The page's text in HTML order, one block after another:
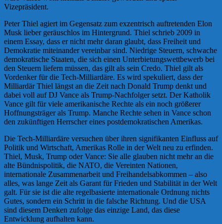
Vizepräsident.
Peter Thiel agiert im Gegensatz zum exzentrisch auftretenden Elon
Musk lieber geräuschlos im Hintergrund. Thiel schrieb 2009 in
einem Essay, dass er nicht mehr daran glaubt, dass Freiheit und
Demokratie miteinander vereinbar sind. Niedrige Steuern, schwache
demokratische Staaten, die sich einen Unterbietungswettbewerb bei
den Steuern liefern müssen, das gilt als sein Credo. Thiel gilt als
Vordenker für die Tech-Milliardäre. Es wird spekuliert, dass der
Milliardär Thiel längst an die Zeit nach Donald Trump denkt und
dabei voll auf DJ Vance als Trump-Nachfolger setzt. Der Katholik
Vance gilt für viele amerikanische Rechte als ein noch größerer
Hoffnungsträger als Trump. Manche Rechte sehen in Vance schon
den zukünftigen Herrscher eines postdemokratischen Amerikas.
Die Tech-Milliardäre versuchen über ihren signifikanten Einfluss auf
Politik und Wirtschaft, Amerikas Rolle in der Welt neu zu erfinden.
Thiel, Musk, Trump oder Vance: Sie alle glauben nicht mehr an die
alte Bündnispolitik, die NATO, die Vereinten Nationen,
internationale Zusammenarbeit und Freihandelsabkommen – also
alles, was lange Zeit als Garant für Frieden und Stabilität in der Welt
galt. Für sie ist die alte regelbasierte internationale Ordnung nichts
Gutes, sondern ein Schritt in die falsche Richtung. Und die USA
sind diesem Denken zufolge das einzige Land, das diese
Entwicklung aufhalten kann.